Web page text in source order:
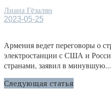
Лиана Гёзалян
2023-05-25
Армения ведет переговоры о
электростанции с США и
странами, заявил в минувшую...
Следующая статья